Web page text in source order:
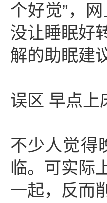
个好觉”，
没让睡眠好
解的助眠建
误区 早点上
不少人觉得
临。可实际
一起，反而